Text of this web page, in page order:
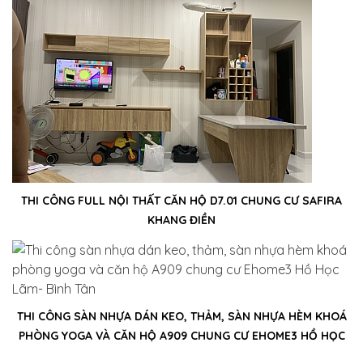
THI CÔNG FULL NỘI THẤT CĂN HỘ D7.01 CHUNG CƯ SAFIRA
KHANG ĐIỀN
THI CÔNG SÀN NHỰA DÁN KEO, THẢM, SÀN NHỰA HÈM KHOÁ
PHÒNG YOGA VÀ CĂN HỘ A909 CHUNG CƯ EHOME3 HỒ HỌC